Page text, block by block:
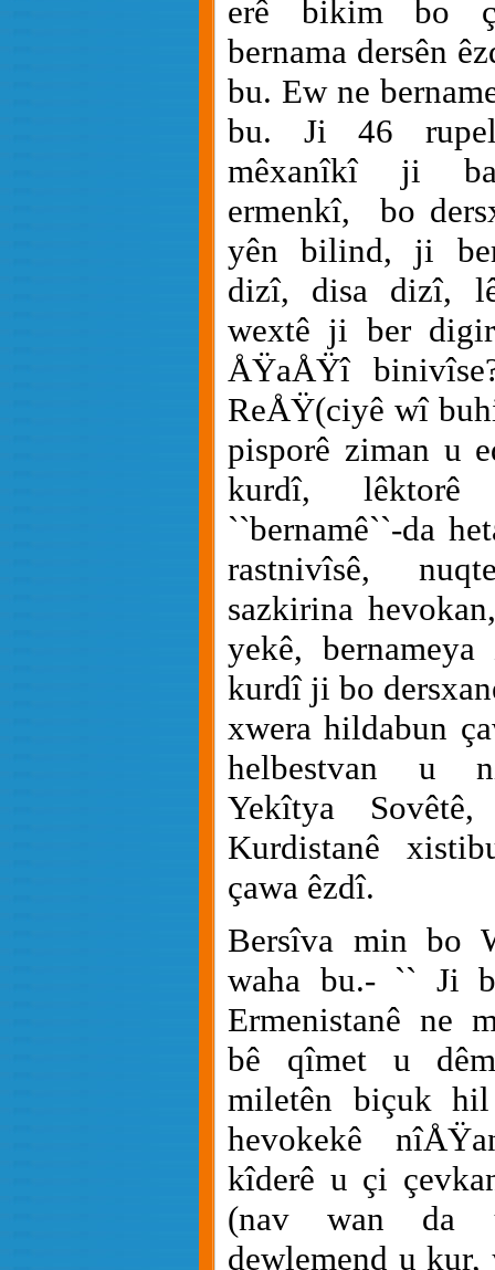
erê bikim bo
bernama dersên
bu. Ew ne
bu. Ji 46
mêxanîkî ji
ermenkî,
bo
yên bilind, ji
dizî, disa dizî,
wextê ji ber
ÅŸaÅŸî
ReÅŸ(ciyê wî
pisporê ziman u
kurdî, lêktorê
``bernamê``-da
rastnivîsê,
sazkirina
yekê,
kurdî ji bo
xwera hildabun
helbestvan u
Yekîtya
Kurdistanê
çawa êzdî.
Bersîva min bo
waha bu.- `` Ji
Ermenistanê ne
bê qîmet u
miletên biçuk
hevokekê
kîderê u çi
(nav wan da
dewlemend u